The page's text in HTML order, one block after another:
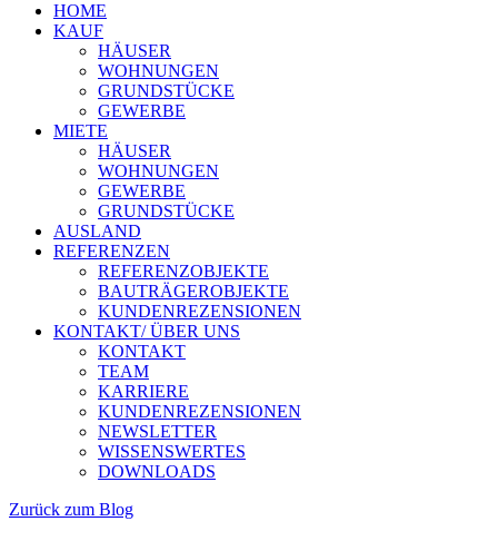
HOME
KAUF
HÄUSER
WOHNUNGEN
GRUNDSTÜCKE
GEWERBE
MIETE
HÄUSER
WOHNUNGEN
GEWERBE
GRUNDSTÜCKE
AUSLAND
REFERENZEN
REFERENZOBJEKTE
BAUTRÄGEROBJEKTE
KUNDENREZENSIONEN
KONTAKT/ ÜBER UNS
KONTAKT
TEAM
KARRIERE
KUNDENREZENSIONEN
NEWSLETTER
WISSENSWERTES
DOWNLOADS
Zurück zum Blog